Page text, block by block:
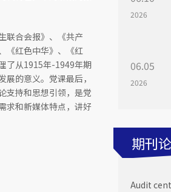
联合会报》、《共产
《红色中华》、《红
了从1915年-1949年期
的意义。党课最后，
支持和思想引领，是党
求和新媒体特点，讲好
2026
06.05
2026
期刊
Audit